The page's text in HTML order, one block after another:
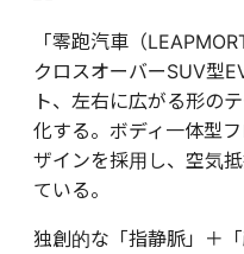
「零跑汽車（
クロスオーバーSUV型
ト、左右に広がる形の
化する。ボディ一体型
ザインを採用し、空気
ている。
独創的な「指静脈」＋